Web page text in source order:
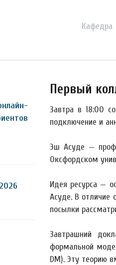
Кафедра
Первый
Завтра в 18:00
подключение и
Эш Асуде —
Оксфордском
Идея ресурса —
Асуде. В отличие
посылки
Завтрашний
формальной
DM). Эту теорию